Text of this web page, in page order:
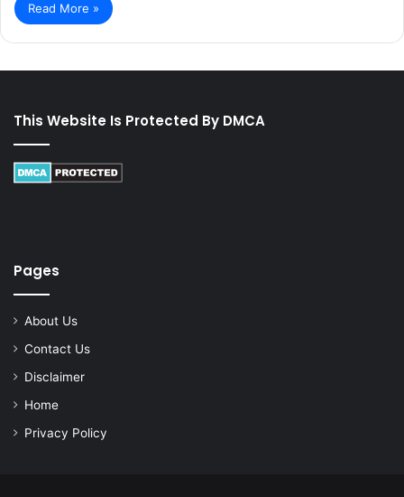
Read More »
This Website Is Protected By DMCA
Pages
About Us
Contact Us
Disclaimer
Home
Privacy Policy